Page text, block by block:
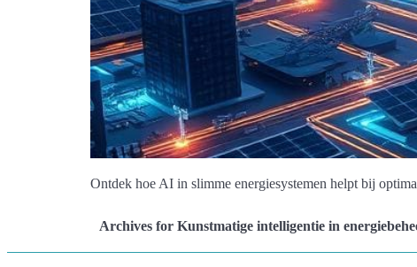
Ontdek hoe AI in slimme energiesystemen helpt bij
Archives for Kunstmatige intelligentie in